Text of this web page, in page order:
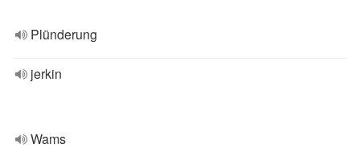
Plünderung
jerkin
Wams